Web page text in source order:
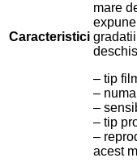
Caracteristici
mare
– tip
–
–
– tip
–
acest